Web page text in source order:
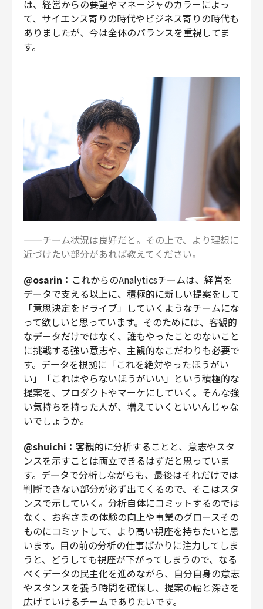
は、経営からの要望やマネージャのカラーによっ
て、サイエンス寄りの時代やビジネス寄りの時代も
ありましたが、今は全体のバランスを重視してま
す。
——チーム状況は良好だと。その上で、より理想に
近づけたい部分があれば教えてください。
@osarin： これからのAnalyticsチームは、経営を
データで支える以上に、積極的に新しい提案をして
「意思決定をドライブ」していくようなチームにな
って欲しいと思っています。そのためには、客観的
なデータだけではなく、誰もやったことのないこと
に挑戦する強い意志や、主観的なこだわりも必要で
す。データを根拠に「これを絶対やったほうがい
い」「これはやらないほうがいい」という積極的な
提案を、プロダクトやマーケにしていく。そんな強
い気持ちを持った人が、増えていくといいんじゃな
いでしょうか。
@shuichi： 客観的に分析することと、意志やスタ
ンスを示すことは両立できるはずだと思っていま
す。データで分析しながらも、最後はそれだけでは
判断できない部分が必ず出てくるので、そこはスタ
ンスで示していく。分析自体にコミットするのでは
なく、お客さまの体験の向上や事業のグロースその
ものにコミットして、より高い視座を持ちたいと思
います。目の前の分析の仕事ばかりに注力してしま
うと、どうしても視座が下がってしまうので、なる
べくデータの民主化を進めながら、自分自身の意志
やスタンスを養う時間を確保し、提案の幅と深さを
広げていけるチームでありたいです。